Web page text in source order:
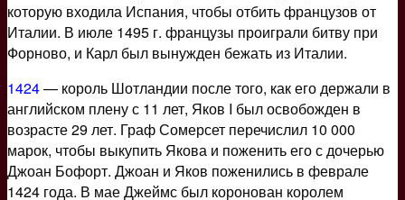
которую входила Испания, чтобы отбить французов от
Италии. В июле 1495 г. французы проиграли битву при
Форново, и Карл был вынужден бежать из Италии.
1424— король Шотландии после того, как его держали в
английском плену с 11 лет, Яков I был освобожден в
возрасте 29 лет. Граф Сомерсет перечислил 10 000
марок, чтобы выкупить Якова и поженить его с дочерью
Джоан Бофорт. Джоан и Яков поженились в феврале
1424 года. В мае Джеймс был коронован королем